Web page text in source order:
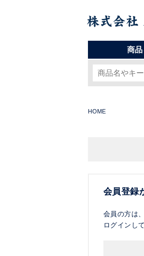
商
HOME
会員登録
会員の方は
ログインし